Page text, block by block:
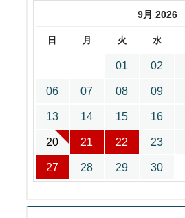
9月 2026
日 月 火 水
01 02
06 07 08 09
13 14 15 16
20 21 22 23
27 28 29 30